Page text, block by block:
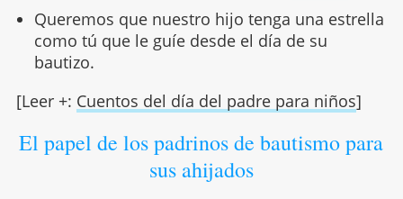
Queremos que nuestro hijo tenga una estrella
como tú que le guíe desde el día de su
bautizo.
[Leer +: Cuentos del día del padre para niños]
El papel de los padrinos de bautismo para
sus ahijados